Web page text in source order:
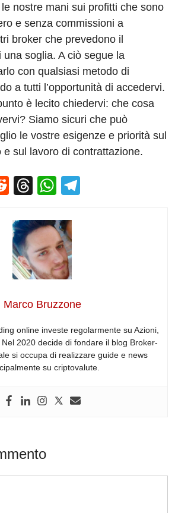
nostre mani sui profitti che sono
e senza commissioni a
broker che prevedono il
soglia. A ciò segue la
con qualsiasi metodo di
a tutti l’opportunità di accedervi.
è lecito chiedervi: che cosa
Siamo sicuri che può
le vostre esigenze e priorità sul
e sul lavoro di contrattazione.
R
d
di
t
T
e
a
d
s
W
at
s
A
p
p
Marco Bruzzone
online investe regolarmente su Azioni,
2020 decide di fondare il blog Broker-
si occupa di realizzare guide e news
su criptovalute.